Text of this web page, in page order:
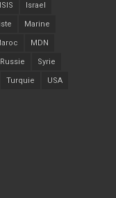
ISIS Israel
Marine
MDN
Russie Syrie
Turquie USA